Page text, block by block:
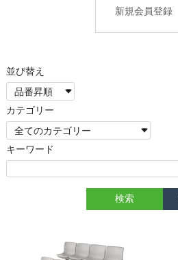
新規会員登録
カテゴリー
キーワード